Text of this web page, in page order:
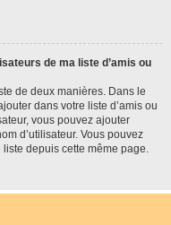
de ma liste d’amis ou
de deux manières. Dans le
dans votre liste d’amis ou
vous pouvez ajouter
d’utilisateur. Vous pouvez
depuis cette même page.